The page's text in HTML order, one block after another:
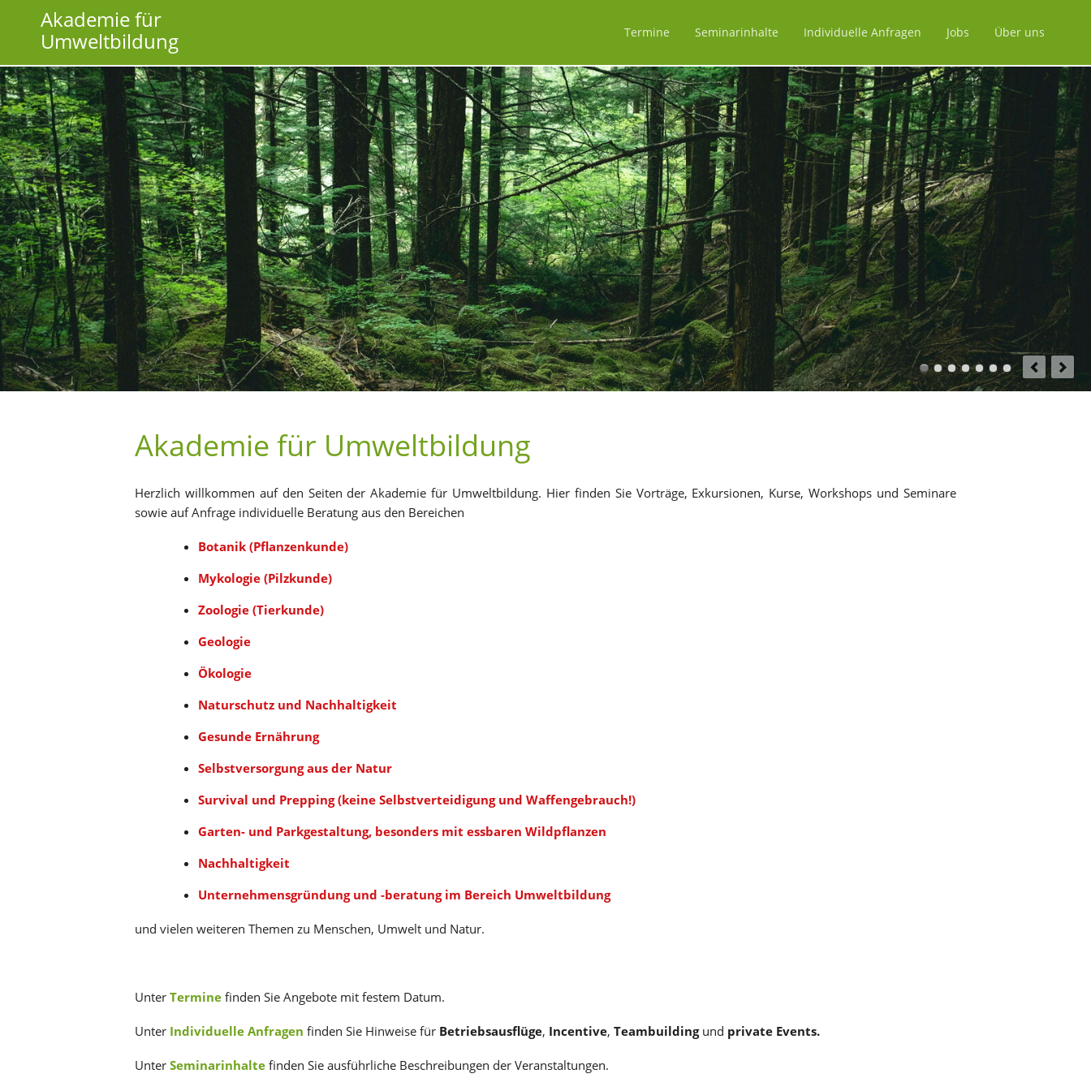
Akademie für
Umweltbildung
überspringen
Termine Seminarinhalte Individuelle Anfragen Jobs Über uns
Photo by Milk-Tea on Unsplash
Photo by Ed van duijn on Unsplash
Photo by Phoenix Han on Unsplash
4 5 6 7
Aka­de­mie für Um­welt­bil­dung
Herz­lich will­kom­men auf den Sei­ten der Aka­de­mie für Um­welt­bil­dung. Hier fin­den Sie Vor­trä­ge, Ex­kur­sio­nen, Kur­se, Work­shops und Se­mi­na­re
sowie auf An­fra­ge in­di­vi­du­el­le Be­ra­tung aus den Be­rei­chen
Bo­ta­nik (Pflan­zen­kun­de)
My­ko­lo­gie (Pilz­kun­de)
Zoo­lo­gie (Tier­kun­de)
Geo­lo­gie
Öko­lo­gie
Na­tur­schutz und Nach­hal­tig­keit
Ge­sun­de Er­näh­rung
Selbst­ver­sor­gung aus der Na­tur
Sur­vi­val und Prep­ping (kei­ne Selbst­ver­tei­di­gung und Waf­fen­ge­brauch!)
Gar­ten- und Park­ge­stal­tung, be­son­ders mit ess­ba­ren Wild­pflan­zen
Nach­hal­tig­keit
Un­ter­neh­mens­grün­dung und -be­ra­tung im Be­reich Um­welt­bil­dung
und vie­len wei­te­ren The­men zu Men­schen, Um­welt und Na­tur.
Unter Termine finden Sie Angebote mit festem Datum.
Unter Individuelle Anfragen finden Sie Hinweise für Betriebsausflüge, Incentive, Teambuildingund private Events.
Unter Seminarinhalte finden Sie ausführliche Beschreibungen der Veranstaltungen.